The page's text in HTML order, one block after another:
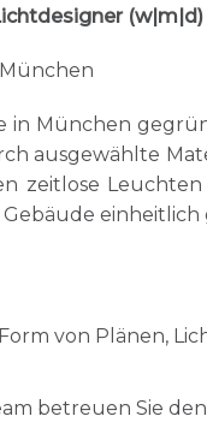
(w|m|d)
in München
ausgewählte
zeitlose
von Plänen,
betreuen Sie